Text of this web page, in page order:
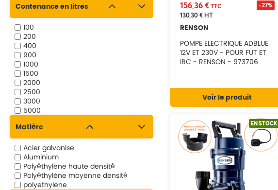
Contenance en litres
100
200
400
900
1000
1500
2000
2500
3000
5000
13000
15000
Matière
Acier galvanise
Aluminium
Polyéthylène haute densité
Polyéthylène moyenne densité
polyethylene
156,36 € TTC -27%
130,30 €HT
RENSON
POMPE ELECTRIQUE ADBLUE
12V ET 230V - POUR FUT ET
IBC - RENSON - 973706
Voir le produit
EN STOCK